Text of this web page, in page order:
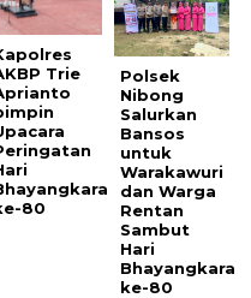
Trie
80
Polsek
Nibong
Salurkan
Bansos
untuk
Warakawuri
dan Warga
Rentan
Sambut
Hari
Bhayangkara
ke-80